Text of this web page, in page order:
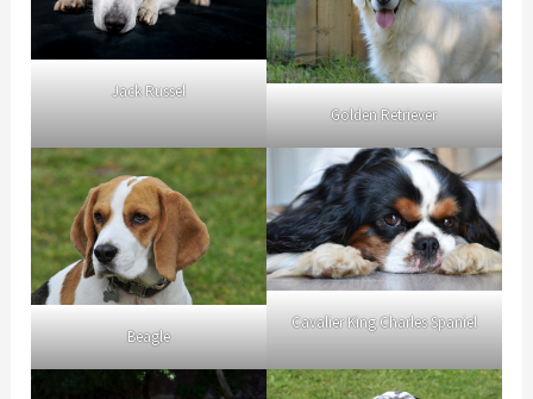
Jack Russel
Golden Retriever
Beagle
Cavalier King Charles Spaniel